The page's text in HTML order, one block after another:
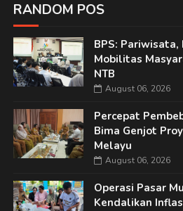
RANDOM POS
BPS: Pariwisata,
Mobilitas
NTB
August 06, 2026
Percepat
Bima Genjot
Melayu
August 06, 2026
Operasi Pasar
Kendalikan